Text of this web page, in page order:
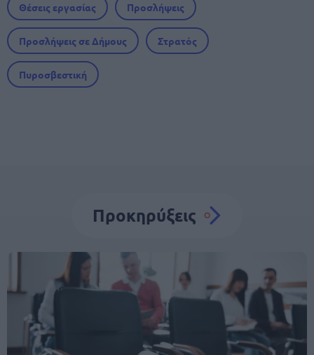
Θέσεις εργασίας Προσλήψεις
Προσλήψεις σε Δήμους Στρατός
Πυροσβεστική
Προκηρύξεις